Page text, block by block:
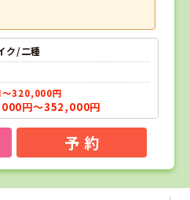
ク/二種
320,000円
円～352,000円
予 約